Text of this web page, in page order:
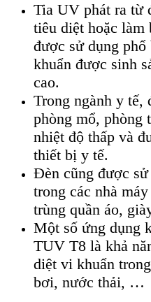
Tia UV phát ra từ
tiêu diệt hoặc làm
được sử dụng
khuẩn được sinh
cao.
Trong ngành y tế,
phòng mổ, phòng
nhiệt độ thấp và
thiết bị y tế.
Đèn cũng được
trong các nhà
trùng quần áo,
Một số ứng dụng
TUV T8 là khả
diệt vi khuẩn
bơi, nước thải, …